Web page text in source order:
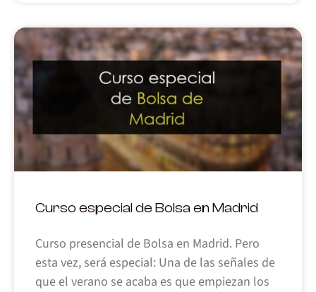
Curso especial de Bolsa en Madrid
Curso presencial de Bolsa en Madrid. Pero
esta vez, será especial: Una de las señales de
que el verano se acaba es que empiezan los